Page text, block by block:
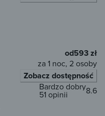
od593 zł
za 1 noc, 2 osoby
Zobacz dostępność
8.6
Bardzo dobry
51 opinii